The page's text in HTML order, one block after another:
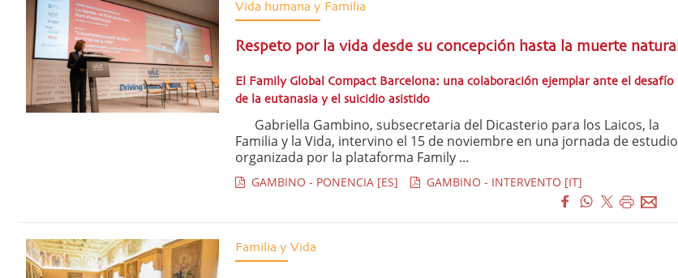
Vida humana y Familia
Respeto por la vida desde su concepción hasta la muerte natural
El Family Global Compact Barcelona: una colaboración ejemplar ante el desafío
de la eutanasia y el suicidio asistido
Gabriella Gambino, subsecretaria del Dicasterio para los Laicos, la
Familia y la Vida, intervino el 15 de noviembre en una jornada de estudio
organizada por la plataforma Family ...
GAMBINO - PONENCIA [ES] GAMBINO - INTERVENTO [IT]
Familia y Vida